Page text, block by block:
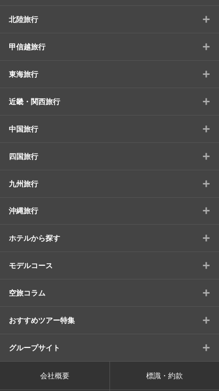
北陸旅行 +
甲信越旅行 +
東海旅行 +
近畿・関西旅行 +
中国旅行 +
四国旅行 +
九州旅行 +
沖縄旅行 +
ホテルから探す +
モデルコース +
空旅コラム +
おすすめツアー特集 +
グループサイト +
会社概要 標識・約款